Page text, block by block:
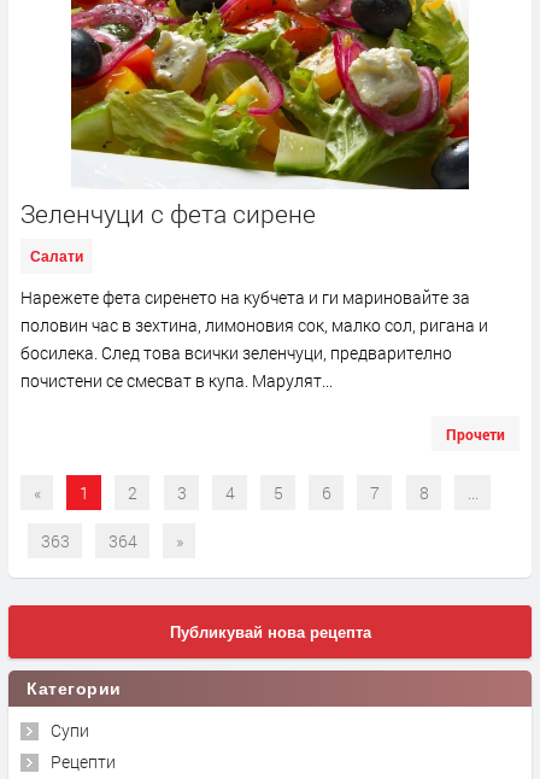
Зеленчуци с фета сирене
Салати
Нарежете фета сиренето на кубчета и ги мариновайте за
половин час в зехтина, лимоновия сок, малко сол, ригана и
босилека. След това всички зеленчуци, предварително
почистени се смесват в купа. Марулят...
Прочети
« 1 2 3 4 5 6 7 8 ...
363 364 »
Публикувай нова рецепта
Категории
Супи
Рецепти